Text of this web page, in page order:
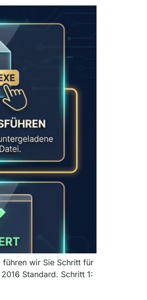
führen wir Sie Schritt für
Standard. Schritt 1: